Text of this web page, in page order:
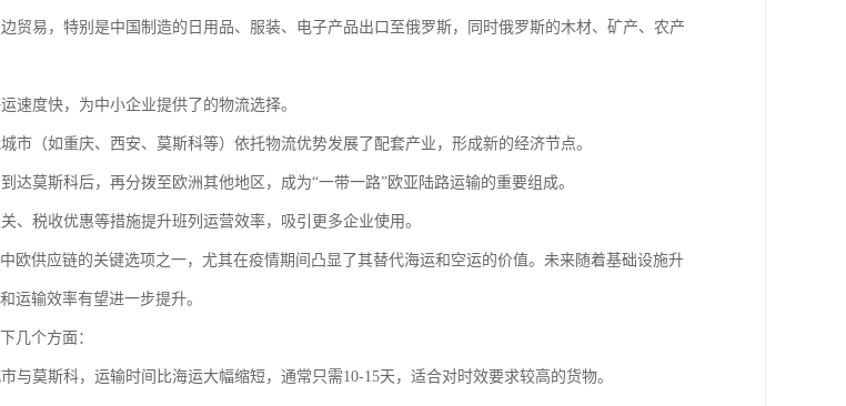
贸易，特别是中国制造的日用品、服装、电子产品出口至俄罗斯，同时俄罗斯的木材、矿产、农产
速度快，为中小企业提供了的物流选择。
市（如重庆、西安、莫斯科等）依托物流优势发展了配套产业，形成新的经济节点。
达莫斯科后，再分拨至欧洲其他地区，成为“一带一路”欧亚陆路运输的重要组成。
、税收优惠等措施提升班列运营效率，吸引更多企业使用。
欧供应链的关键选项之一，尤其在疫情期间凸显了其替代海运和空运的价值。未来随着基础设施升
运输效率有望进一步提升。
几个方面：
与莫斯科，运输时间比海运大幅缩短，通常只需10-15天，适合对时效要求较高的货物。